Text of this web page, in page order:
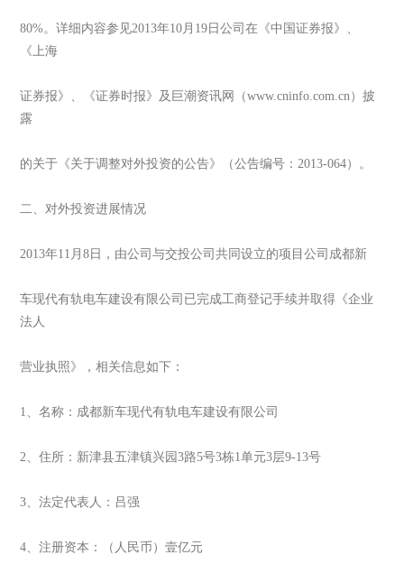
80%。详细内容参见2013年10月19日公司在《中国证券报》、
《上海
证券报》、《证券时报》及巨潮资讯网（www.cninfo.com.cn）披
露
的关于《关于调整对外投资的公告》（公告编号：2013-064）。
二、对外投资进展情况
2013年11月8日，由公司与交投公司共同设立的项目公司成都新
车现代有轨电车建设有限公司已完成工商登记手续并取得《企业
法人
营业执照》，相关信息如下：
1、名称：成都新车现代有轨电车建设有限公司
2、住所：新津县五津镇兴园3路5号3栋1单元3层9-13号
3、法定代表人：吕强
4、注册资本：（人民币）壹亿元